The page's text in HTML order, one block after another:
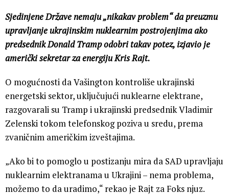
Sjedinjene Države nemaju „nikakav problem“ da preuzmu
upravljanje ukrajinskim nuklearnim postrojenjima ako
predsednik Donald Tramp odobri takav potez, izjavio je
američki sekretar za energiju Kris Rajt.
O mogućnosti da Vašington kontroliše ukrajinski
energetski sektor, uključujući nuklearne elektrane,
razgovarali su Tramp i ukrajinski predsednik Vladimir
Zelenski tokom telefonskog poziva u sredu, prema
zvaničnim američkim izveštajima.
„Ako bi to pomoglo u postizanju mira da SAD upravljaju
nuklearnim elektranama u Ukrajini – nema problema,
možemo to da uradimo,“ rekao je Rajt za Foks njuz.